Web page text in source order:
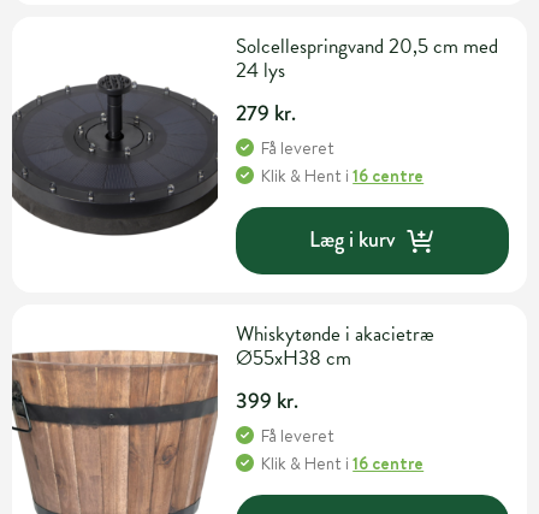
Solcellespringvand 20,5 cm med
24 lys
279 kr.
Få leveret
Klik & Hent i16 centre
Læg i kurv
Whiskytønde i akacietræ
Ø55xH38 cm
399 kr.
Få leveret
Klik & Hent i16 centre